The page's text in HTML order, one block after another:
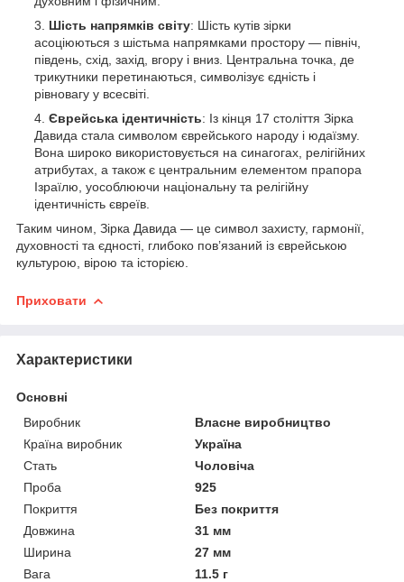
Шість напрямків світу: Шість кутів зірки
асоціюються з шістьма напрямками простору — північ,
південь, схід, захід, вгору і вниз. Центральна точка, де
трикутники перетинаються, символізує єдність і
рівновагу у всесвіті.
Єврейська ідентичність: Із кінця 17 століття Зірка
Давида стала символом єврейського народу і юдаїзму.
Вона широко використовується на синагогах, релігійних
атрибутах, а також є центральним елементом прапора
Ізраїлю, уособлюючи національну та релігійну
ідентичність євреїв.
Таким чином, Зірка Давида — це символ захисту, гармонії,
духовності та єдності, глибоко пов’язаний із єврейською
культурою, вірою та історією.
Приховати
Характеристики
Основні
Виробник
Власне виробництво
Країна виробник
Україна
Стать
Чоловіча
Проба
925
Покриття
Без покриття
Довжина
31 мм
Ширина
27 мм
Вага
11.5 г